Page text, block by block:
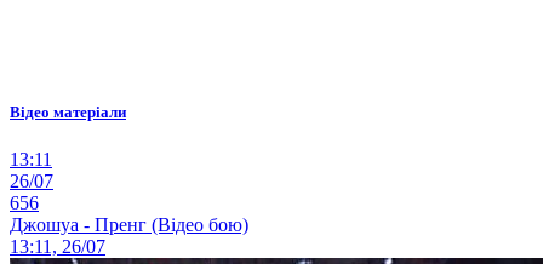
Відео матеріали
13:11
26/07
656
Джошуа - Пренг (Відео бою)
13:11, 26/07